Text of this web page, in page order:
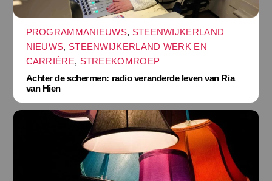
PROGRAMMANIEUWS, STEENWIJKERLAND
NIEUWS, STEENWIJKERLAND WERK EN
CARRIÈRE, STREEKOMROEP
Achter de schermen: radio veranderde leven van Ria
van Hien